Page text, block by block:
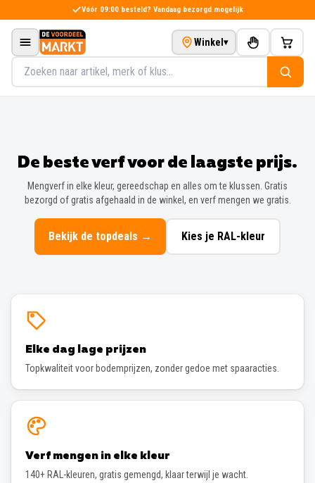
Direct naar de inhoudVóór 09:00 besteld? Vandaag bezorgd mogelijk
Zoeken in het assortiment
Winkel ▾
De beste verf voor de laagste prijs.
Mengverf in elke kleur, gereedschap en alles om te klussen. Gratis
bezorgd of gratis afgehaald in de winkel, en verf mengen we gratis.
Bekijk de topdeals → Kies je RAL-kleur
Elke dag lage prijzen
Topkwaliteit voor bodemprijzen, zonder gedoe met spaaracties.
Verf mengen in elke kleur
140+ RAL-kleuren, gratis gemengd, klaar terwijl je wacht.